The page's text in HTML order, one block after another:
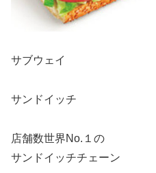
サブウェイ
サンドイッチ
店舗数世界No.１の
サンドイッチチェーン